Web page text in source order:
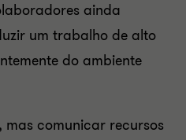
ainda
um trabalho de alto
do ambiente
mas comunicar recursos